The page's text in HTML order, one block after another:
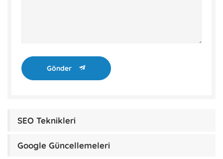
Gönder
SEO Teknikleri
Google Güncellemeleri